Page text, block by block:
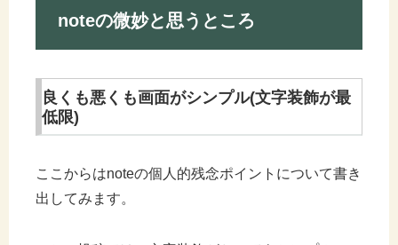
noteの微妙と思うところ
良くも悪くも画面がシンプル(文字装飾が最
低限)
ここからはnoteの個人的残念ポイントについて書き
出してみます。